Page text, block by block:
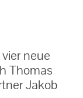
neue
Thomas
Jakob